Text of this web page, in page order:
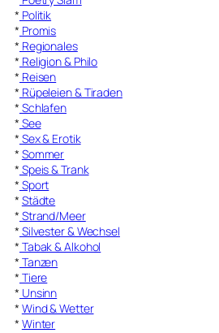
* Politik
* Promis
* Regionales
* Religion & Philo
* Reisen
* Rüpeleien & Tiraden
* Schlafen
* See
* Sex & Erotik
* Sommer
* Speis & Trank
* Sport
* Städte
* Strand/Meer
* Silvester & Wechsel
* Tabak & Alkohol
* Tanzen
* Tiere
* Unsinn
* Wind & Wetter
* Winter